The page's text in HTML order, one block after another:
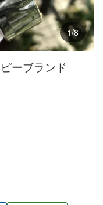
1/8
ーブランド